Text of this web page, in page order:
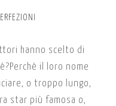
hanno scelto di
il loro nome
o troppo lungo,
star più famosa o,